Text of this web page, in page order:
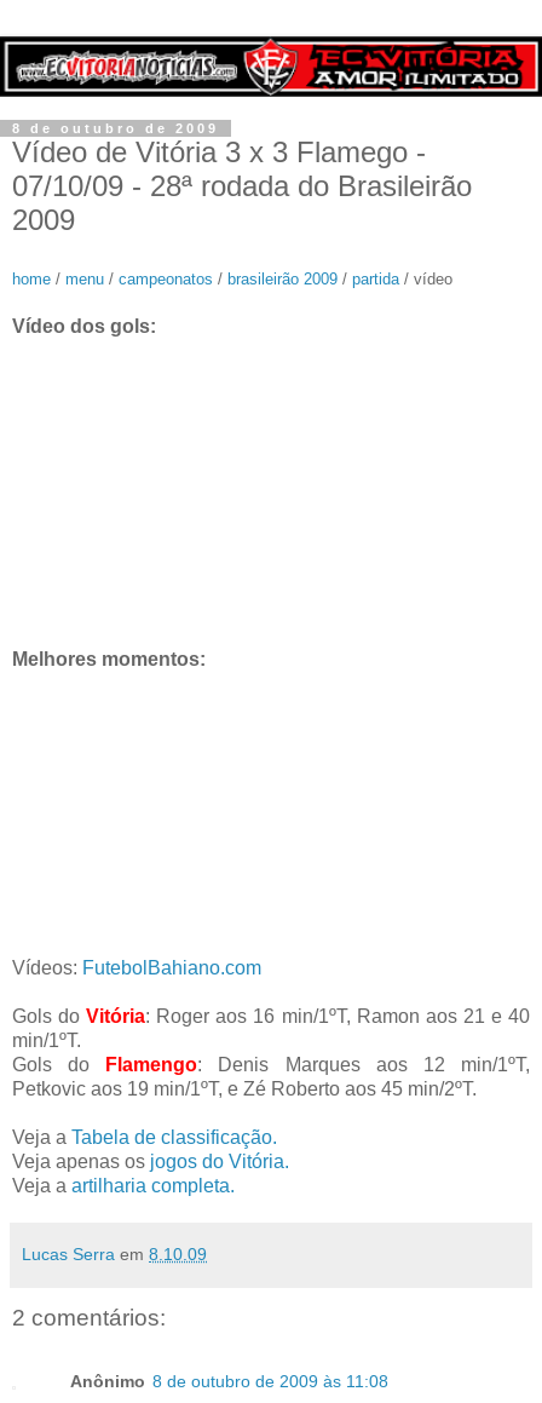
8 de outubro de 2009
Vídeo de Vitória 3 x 3 Flamego -
07/10/09 - 28ª rodada do Brasileirão
2009
home / menu / campeonatos / brasileirão 2009 / partida/ vídeo
Vídeo dos gols:
Melhores momentos:
Vídeos: FutebolBahiano.com
Gols doVitória: Roger aos 16 min/1ºT, Ramon aos 21 e 40
min/1ºT.
Gols do
Flamengo: Denis Marques aos 12 min/1ºT,
Petkovic aos 19 min/1ºT, e Zé Roberto aos 45 min/2ºT.
Veja a Tabela de classificação.
Veja apenas os jogos do Vitória.
Veja a artilharia completa.
Lucas Serra em 8.10.09
2 comentários:
Anônimo 8 de outubro de 2009 às 11:08